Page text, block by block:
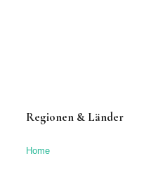
Regionen & Länder
Home